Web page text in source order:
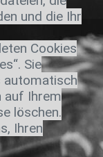
und die Ihr
Cookies
Sie
automatisch
auf Ihrem
löschen.
Ihren